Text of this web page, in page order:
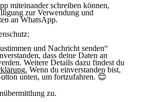
miteinander schreiben können,
zur Verwendung und
an WhatsApp.
und Nachricht senden“
dass deine Daten an
Weitere Details dazu findest du
Wenn du einverstanden bist,
unten, um fortzufahren. 😊
zu.